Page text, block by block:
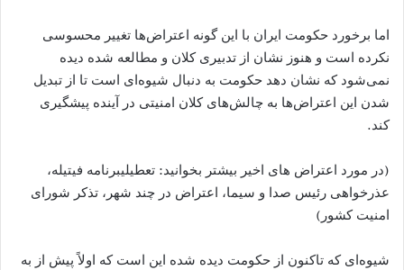
اما برخورد حکومت ایران با این گونه اعتراض‌ها تغییر محسوسی
نکرده است و هنوز نشان از تدبیری کلان و مطالعه شده دیده
نمی‌شود که نشان دهد حکومت به دنبال شیوه‌ای است تا از تبدیل
شدن این اعتراض‌ها به چالش‌های کلان امنیتی در آینده پیشگیری
کند.
(در مورد اعتراض های اخیر بیشتر بخوانید: تعطیلیبرنامه فیتیله،
عذرخواهی رئیس صدا و سیما، اعتراض در چند شهر، تذکر شورای
امنیت کشور)
شیوه‌ای که تاکنون از حکومت دیده شده این است که اولاً پیش از به